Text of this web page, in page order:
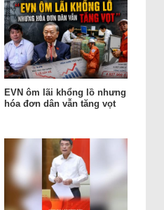
EVN ôm lãi khổng lồ nhưng
hóa đơn dân vẫn tăng vọt